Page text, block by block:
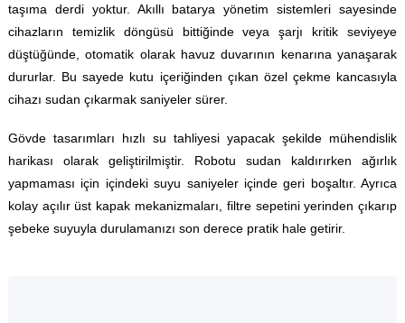
taşıma derdi yoktur. Akıllı batarya yönetim sistemleri sayesinde
cihazların temizlik döngüsü bittiğinde veya şarjı kritik seviyeye
düştüğünde, otomatik olarak havuz duvarının kenarına yanaşarak
dururlar. Bu sayede kutu içeriğinden çıkan özel çekme kancasıyla
cihazı sudan çıkarmak saniyeler sürer.
Gövde tasarımları hızlı su tahliyesi yapacak şekilde mühendislik
harikası olarak geliştirilmiştir. Robotu sudan kaldırırken ağırlık
yapmaması için içindeki suyu saniyeler içinde geri boşaltır. Ayrıca
kolay açılır üst kapak mekanizmaları, filtre sepetini yerinden çıkarıp
şebeke suyuyla durulamanızı son derece pratik hale getirir.